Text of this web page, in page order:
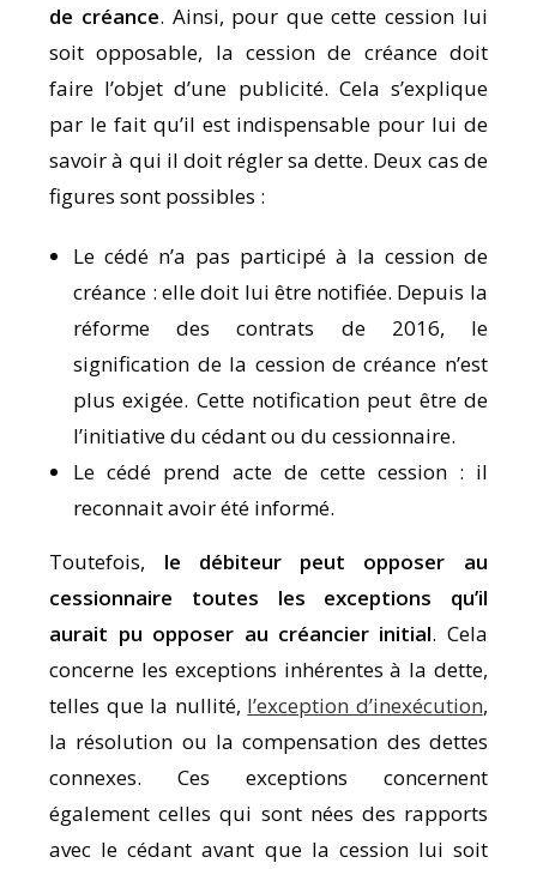
de créance. Ainsi, pour que cette cession lui
soit opposable, la cession de créance doit
faire l’objet d’une publicité. Cela s’explique
par le fait qu’il est indispensable pour lui de
savoir à qui il doit régler sa dette. Deux cas de
figures sont possibles :
Le cédé n’a pas participé à la cession de
créance : elle doit lui être notifiée. Depuis la
réforme des contrats de 2016, le
signification de la cession de créance n’est
plus exigée. Cette notification peut être de
l’initiative du cédant ou du cessionnaire.
Le cédé prend acte de cette cession : il
reconnait avoir été informé.
Toutefois, le débiteur peut opposer au
cessionnaire toutes les exceptions qu’il
aurait pu opposer au créancier initial. Cela
concerne les exceptions inhérentes à la dette,
telles que la nullité, l’exception d’inexécution,
la résolution ou la compensation des dettes
connexes. Ces exceptions concernent
également celles qui sont nées des rapports
avec le cédant avant que la cession lui soit